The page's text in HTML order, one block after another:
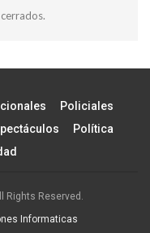
Policiales
Política
Rights Reserved.
Informaticas